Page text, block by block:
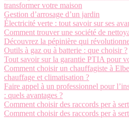
transformer votre maison
Gestion d’arrosage d’un jardin
Électricité verte : tout savoir sur ses
Comment trouver une société de
Découvrez la pépinière qui
Outils à gaz ou à batterie : que choisir ?
Tout savoir sur la garantie PTIA pour
Comment choisir un chauffagiste à
chauffage et climatisation ?
Faire appel à un professionnel pour
: quels avantages ?
Comment choisir des raccords per à
Comment choisir des raccords per à